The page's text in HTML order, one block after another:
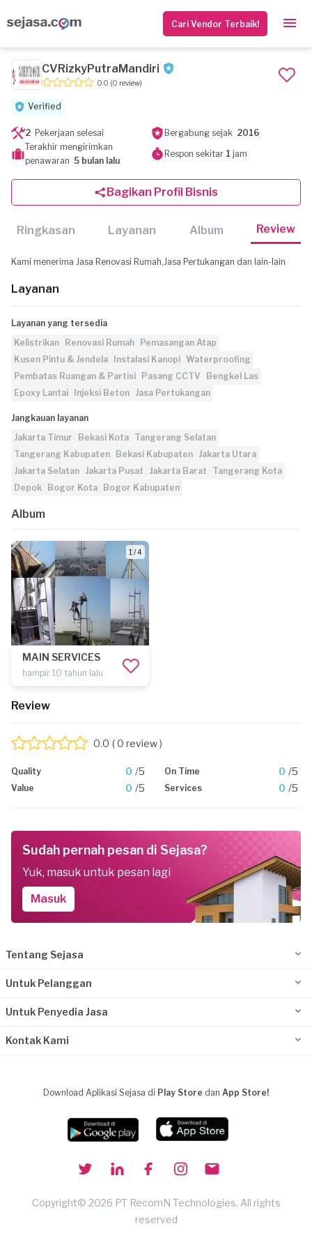
Cari Vendor Terbaik!
CVRizkyPutraMandiri
0.0 (0 review)
Verified
2 Pekerjaan selesai Bergabung sejak 2016
Terakhir mengirimkan
penawaran 5 bulan lalu
Respon sekitar 1 jam
Bagikan Profil Bisnis
Ringkasan Layanan Album Review
Kami menerima Jasa Renovasi Rumah,Jasa Pertukangan dan lain-lain
Layanan
Layanan yang tersedia
Kelistrikan
Renovasi Rumah
Pemasangan Atap
Kusen Pintu & Jendela
Instalasi Kanopi Waterproofing
Pembatas Ruangan & Partisi
Pasang CCTV
Bengkel Las
Epoxy Lantai
Injeksi Beton Jasa Pertukangan
Jangkauan layanan
Jakarta Timur
Bekasi Kota Tangerang Selatan
Tangerang Kabupaten
Bekasi Kabupaten Jakarta Utara
Jakarta Selatan Jakarta Pusat Jakarta Barat
Tangerang Kota
Depok
Bogor Kota Bogor Kabupaten
Album
1 / 4
MAIN SERVICES
hampir 10 tahun lalu
Review
0.0 ( 0 review )
Quality 0 /5 On Time 0 /5
Value 0 /5 Services 0 /5
Sudah pernah pesan di Sejasa?
Yuk, masuk untuk pesan lagi
Masuk
Tentang Sejasa
Untuk Pelanggan
Untuk Penyedia Jasa
Kontak Kami
Download Aplikasi Sejasa di Play Store dan App Store!
Copyright© 2026 PT RecomN Technologies, All rights
reserved